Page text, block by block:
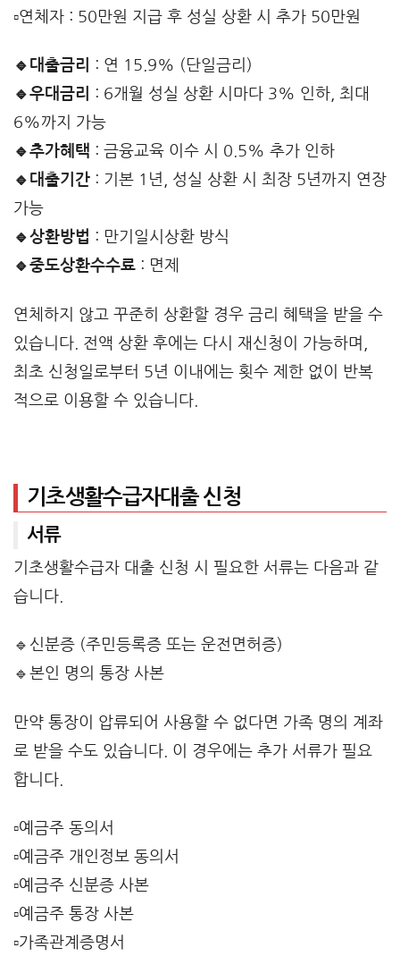
▫️연체자 : 50만원 지급 후 성실 상환 시 추가 50만원
🔹대출금리
: 연 15.9% (단일금리)
🔹우대금리
: 6개월 성실 상환 시마다 3% 인하, 최대
6%까지 가능
🔹추가혜택 : 금융교육 이수 시 0.5% 추가 인하
🔹대출기간 : 기본 1년, 성실 상환 시 최장 5년까지 연장
가능
🔹상환방법 : 만기일시상환 방식
🔹중도상환수수료 : 면제
연체하지 않고 꾸준히 상환할 경우 금리 혜택을 받을 수
있습니다. 전액 상환 후에는 다시 재신청이 가능하며,
최초 신청일로부터 5년 이내에는 횟수 제한 없이 반복
적으로 이용할 수 있습니다.
기초생활수급자대출 신청
서류
기초생활수급자 대출 신청 시 필요한 서류는 다음과 같
습니다.
🔹신분증 (주민등록증 또는 운전면허증)
🔹본인 명의 통장 사본
만약 통장이 압류되어 사용할 수 없다면 가족 명의 계좌
로 받을 수도 있습니다. 이 경우에는 추가 서류가 필요
합니다.
▫️예금주 동의서
▫️예금주 개인정보 동의서
▫️예금주 신분증 사본
▫️예금주 통장 사본
▫️가족관계증명서